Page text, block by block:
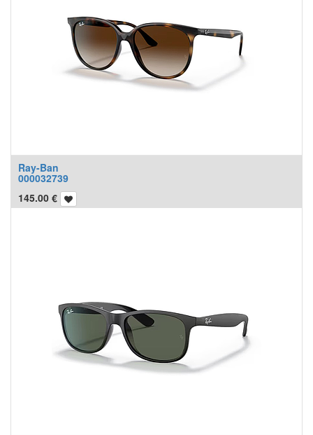
Ray-Ban
000032739
145.00 €